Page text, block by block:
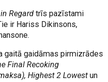
Regardtrīs pazīstami
ir Hariss Dikinsons,
gaitā gaidāmas pirmizrādes
Final Recoking
Highest 2 Lowestun